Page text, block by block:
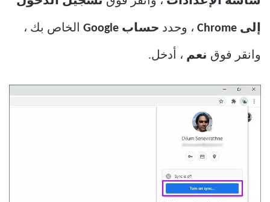
إلى Chrome ، وحدد حساب Google الخاص بك ،
وانقر فوق نعم ، أدخل.